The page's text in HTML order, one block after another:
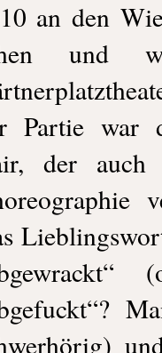
an den
und
Partie war
der